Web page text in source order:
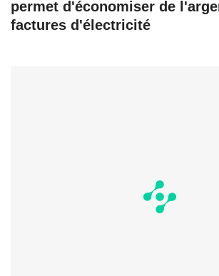
permet d'économiser de
factures d'électricité